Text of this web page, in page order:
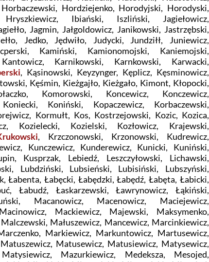
Horbaczewski, Hordziejenko, Horodyjski, Horodyski,
Hryszkiewicz, Ibiański, Iszliński, Jagiełowicz,
Jagmin, Jałgoldowicz, Janikowski, Jastrzębski,
Jedko, Jędwiło, Judycki, Jundziłł, Juniewicz,
Kamiński, Kamionomojski, Kaniemojski,
Karnikowski, Karnkowski, Karwacki,
, Kąsinowski, Keyzynger, Kęplicz, Kęsminowicz,
Kęśmin, Kieżgajło, Kieżgało, Kimont, Kłopocki,
Komorowski, Koncewicz, Konczewicz,
Koniński, Kopaczewicz, Korbaczewski,
Kormułt, Kos, Kostrzejowski, Kozic, Kozica,
Kozielecki, Kozielski, Kozłowicz, Krajewski,
, Krzczonowski, Krzonowski, Kudrewicz,
Kunczewicz, Kunderewicz, Kunicki, Kuniński,
Kusprzak, Lebiedź, Leszczyłowski, Lichawski,
Lubdziński, Lubsieński, Lubisiński, Lubszyński,
Łabenta, Łabęcki, Łabędzki, Łabędź, Łabęta, Łabicki,
Łabudź, Łaskarzewski, Ławrynowicz, Łąkiński,
Macanowicz, Macenowicz, Maciejewicz,
Mackiewicz, Majewski, Maksymenko,
Małuszewicz, Mancewicz, Marcinkiewicz,
Markiewicz, Markuntowicz, Martusewicz,
Matusewicz, Matusiewicz, Matysewicz,
Mazurkiewicz, Medeksza, Mesojed,